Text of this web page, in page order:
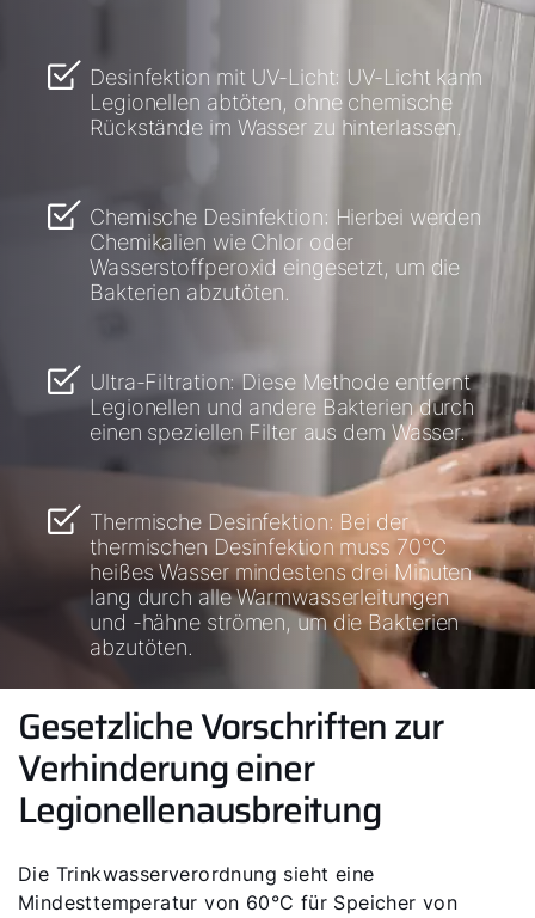
Desinfektion mit UV-Licht: UV-Licht kann
Legionellen abtöten, ohne chemische
Rückstände im Wasser zu hinterlassen.
Chemische Desinfektion: Hierbei werden
Chemikalien wie Chlor oder
Wasserstoffperoxid eingesetzt, um die
Bakterien abzutöten.
Ultra-Filtration: Diese Methode entfernt
Legionellen und andere Bakterien durch
einen speziellen Filter aus dem Wasser.
Thermische Desinfektion: Bei der
thermischen Desinfektion muss 70°C
heißes Wasser mindestens drei Minuten
lang durch alle Warmwasserleitungen
und -hähne strömen, um die Bakterien
abzutöten.
Gesetzliche Vorschriften zur
Verhinderung einer
Legionellenausbreitung
Die Trinkwasserverordnung sieht eine
Mindesttemperatur von 60°C für Speicher von